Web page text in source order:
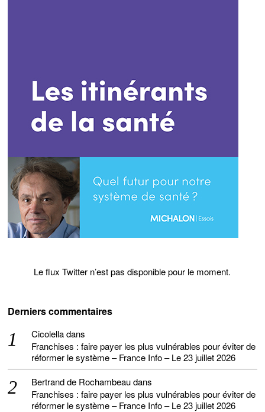
Le flux Twitter n’est pas disponible pour le moment.
Derniers commentaires
Cicolelladans
Franchises : faire payer les plus vulnérables pour éviter de
réformer le système – France Info – Le 23 juillet 2026
Bertrand de Rochambeaudans
Franchises : faire payer les plus vulnérables pour éviter de
réformer le système – France Info – Le 23 juillet 2026